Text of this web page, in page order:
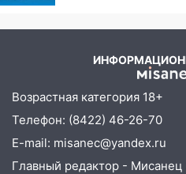
Возрастная категория 18+
Телефон: (8422) 46-26-70
E-mail: misanec@yandex.ru
Главный редактор -